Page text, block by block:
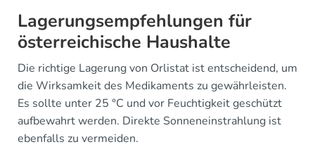
Lagerungsempfehlungen für
österreichische Haushalte
Die richtige Lagerung von Orlistat ist entscheidend, um
die Wirksamkeit des Medikaments zu gewährleisten.
Es sollte unter 25 °C und vor Feuchtigkeit geschützt
aufbewahrt werden. Direkte Sonneneinstrahlung ist
ebenfalls zu vermeiden.